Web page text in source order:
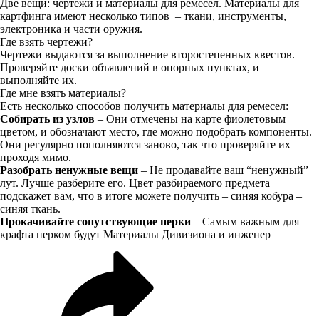
Две вещи: чертежи и материалы для ремесел. Материалы для
картфинга имеют несколько типов – ткани, инструменты,
электроника и части оружия.
Где взять чертежи?
Чертежи выдаются за выполнение второстепенных квестов.
Проверяйте доски объявлений в опорных пунктах, и
выполняйте их.
Где мне взять материалы?
Есть несколько способов получить материалы для ремесел:
Собирать из узлов – Они отмечены на карте фиолетовым
цветом, и обозначают место, где можно подобрать компоненты.
Они регулярно пополняются заново, так что проверяйте их
проходя мимо.
Разобрать ненужные вещи – Не продавайте ваш “ненужный”
лут. Лучше разберите его. Цвет разбираемого предмета
подскажет вам, что в итоге можете получить – синяя кобура –
синяя ткань.
Прокачивайте сопутствующие перки – Самым важным для
крафта перком будут Материалы Дивизиона и инженер